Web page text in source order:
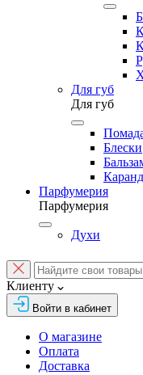
Для губ
Для губ
Блески
Парфумерия
Парфумерия
Духи
Клиенту
Войти в кабинет
О магазине
Оплата
Доставка